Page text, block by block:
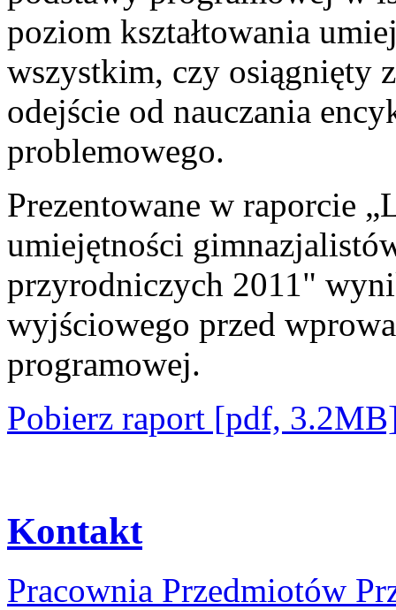
poziom kształtowania
wszystkim, czy osiągnięty
odejście od nauczania
problemowego.
Prezentowane w raporcie
umiejętności
przyrodniczych 2011"
wyjściowego przed
programowej.
Pobierz raport [pdf,
Kontakt
Pracownia Przedmiotów